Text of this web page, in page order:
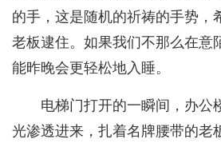
的手，这是随机的祈祷的手势，
老板逮住。如果我们不那么在意
能昨晚会更轻松地入睡。
电梯门打开的一瞬间，办公
光渗透进来，扎着名牌腰带的老